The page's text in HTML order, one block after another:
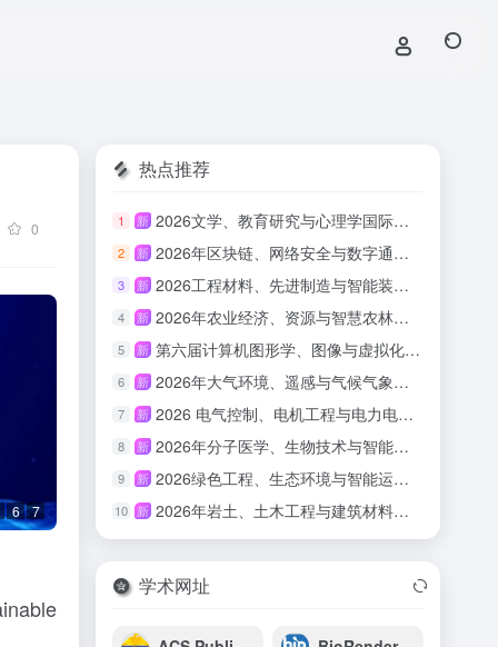
0
6 7
热点推荐
1 新 2026文学、教育研究与心理学国际会议(ICLERP 2026)
2 新 2026年区块链、网络安全与数字通信国际会议（ICBCBC 2026）
3 新 2026工程材料、先进制造与智能装备国际会议（ICEMAMIE 2026）
4 新 2026年农业经济、资源与智慧农林国际学术会议（AERSAF 2026）
5 新 第六届计算机图形学、图像与虚拟化研究国际会议（ICCGIV 2026）
6 新 2026年大气环境、遥感与气候气象国际学术会议（AERSCM 2026）
7 新 2026 电气控制、电机工程与电力电子国际会议（ECEEPE 2026）
8 新 2026年分子医学、生物技术与智能系统国际会议（MMBIS 2026）
9 新 2026绿色工程、生态环境与智能运维国际会议（GEEEIOM 2026）
10 新 2026年岩土、土木工程与建筑材料国际学术会议（GCEBM 2026）
学术网址